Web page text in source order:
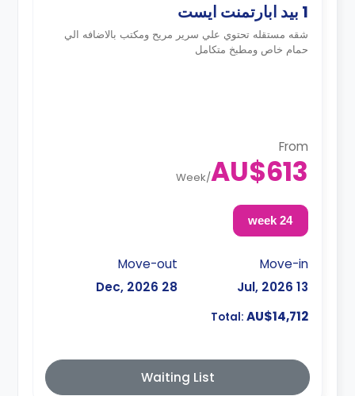
1 بيد ابارتمنت ايست
شقه مستقله تحتوي علي سرير مريح ومكتب بالاضافه الي
حمام خاص ومطبخ متكامل
From
AU$613
/
Week
24 week
Move-in
13 Jul, 2026
Move-out
28 Dec, 2026
Total: AU$14,712
Waiting List